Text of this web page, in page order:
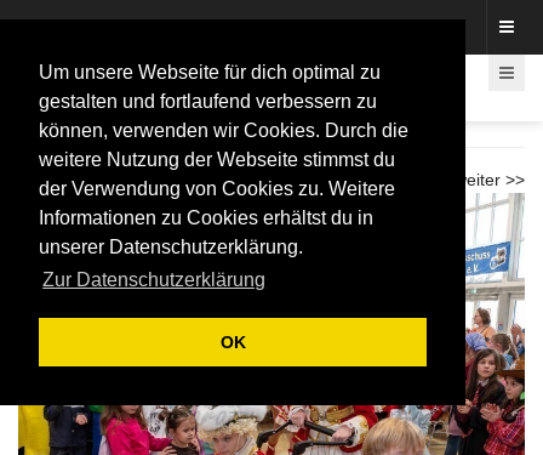
Um unsere Webseite für dich optimal zu
gestalten und fortlaufend verbessern zu
können, verwenden wir Cookies. Durch die
weitere Nutzung der Webseite stimmst du
der Verwendung von Cookies zu. Weitere
Informationen zu Cookies erhältst du in
unserer Datenschutzerklärung.
Zur Datenschutzerklärung
OK
Kinderkostümfest Hardtberg 2026
weiter >>
<< zurück